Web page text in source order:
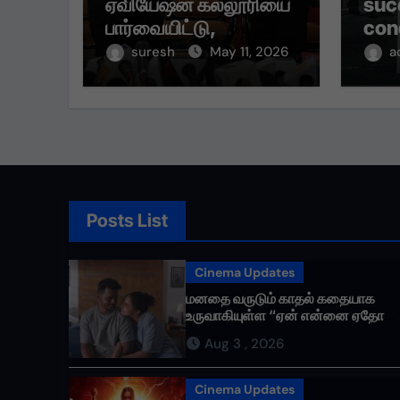
பார்வையிட்டு,
மாணவர்களுடன்
suresh May 11, 2026
of
Posts List
Cinema Updates
மனதை வருடும் காதல் கதையாக
உருவாகியுள்ள “ஏன் என்னை ஏதோ
செய்தாய்” – டீசர் வெளியானது !
Aug 3 , 2026
Cinema Updates